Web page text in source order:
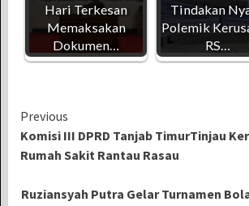
Hari Terkesan
Memaksakan
Dokumen…
Tindakan
Polemik
RS…
Continue
Reading
Previous
Komisi III DPRD Tanjab TimurTinjau
Rumah Sakit Rantau Rasau
Ruziansyah Putra Gelar Turnamen